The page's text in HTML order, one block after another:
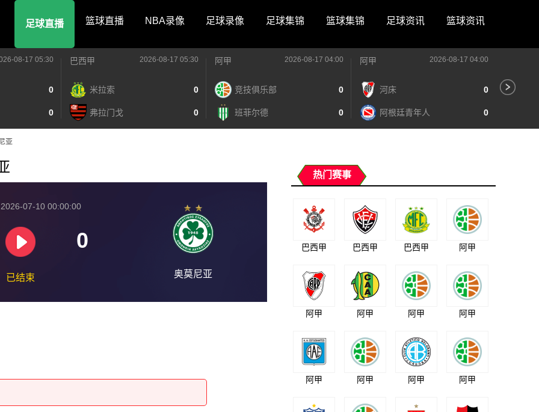
足球直播 篮球直播 NBA录像 足球录像 足球集锦 篮球集锦 足球资讯 篮球资讯
08-17 05:30
0
0
巴西甲 2026-08-17 05:30
米拉索 0
弗拉门戈 0
阿甲 2026-08-17 04:00
竞技俱乐部 0
班菲尔德 0
阿甲 2026-08-17 04:00
河床 0
阿根廷青年人 0
亚
07-10 00:00:00
0
已结束 奥莫尼亚
热门赛事
巴西甲 巴西甲 巴西甲 阿甲
阿甲 阿甲 阿甲 阿甲
阿甲 阿甲 阿甲 阿甲